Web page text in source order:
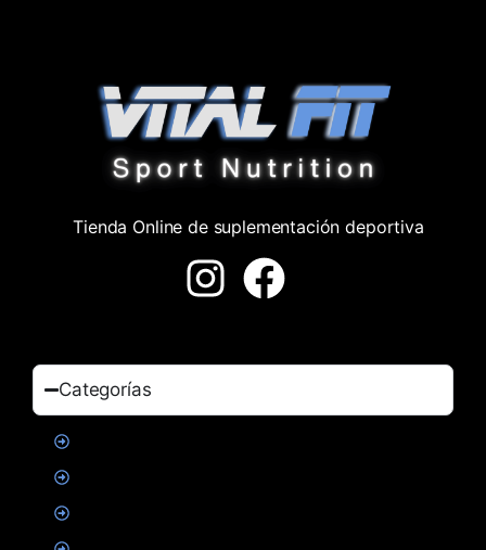
Tienda Online de suplementación deportiva
Categorías